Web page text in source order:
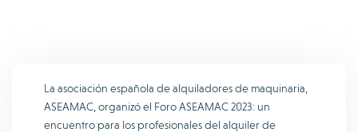
La asociación española de alquiladores de maquinaria,
ASEAMAC, organizó el Foro ASEAMAC 2023: un
encuentro para los profesionales del alquiler de